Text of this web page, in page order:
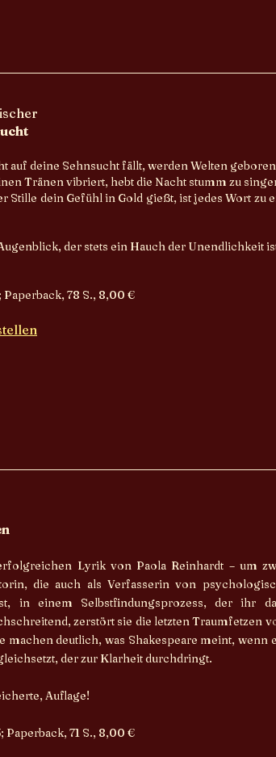
auf deine Sehnsucht fällt, werden Welten
Tränen vibriert, hebt die Nacht stumm zu
Stille dein Gefühl in Gold gießt, ist jedes Wort zu
der stets ein Hauch der Unendlichkeit
78 S., 8,00 €
Lyrik von Paola Reinhardt – um
die auch als Verfasserin von
in einem Selbstfindungsprozess, der ihr
zerstört sie die letzten Traumfetzen
machen deutlich, was Shakespeare meint,
der zur Klarheit durchdringt.
Auflage!
71 S., 8,00 €